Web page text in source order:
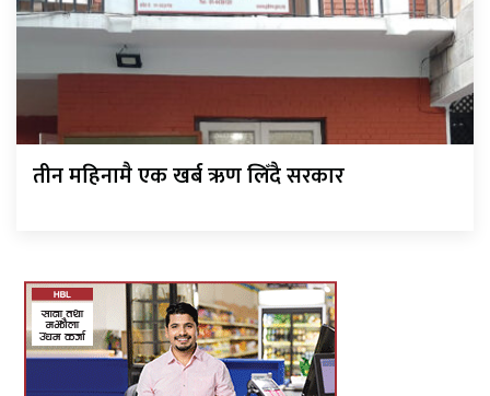
तीन महिनामै एक खर्ब ऋण लिँदै सरकार